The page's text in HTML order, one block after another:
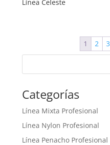
Línea Celeste
1 2 3
Categorías
Línea Mixta Profesional
Línea Nylon Profesional
Línea Penacho Profesional